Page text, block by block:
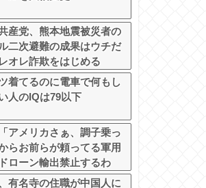
産党、熊本地震被災者の
二次避難の成果はウチだ
オレ詐欺をはじめる
着てるのに電車で何もし
人のIQは79以下
アメリカさぁ、調子乗っ
らお前らが頼ってる軍用
ローン輸出禁止するわ
有名寺の住職が中国人に